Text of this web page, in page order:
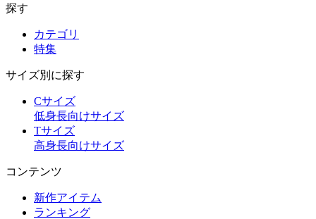
探す
カテゴリ
特集
サイズ別に探す
Cサイズ
低身長向けサイズ
Tサイズ
高身長向けサイズ
コンテンツ
新作アイテム
ランキング